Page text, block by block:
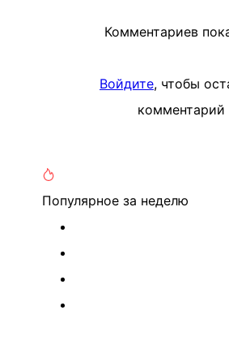
Комментариев
Войдите, чтобы
комментарий
Популярное за неделю